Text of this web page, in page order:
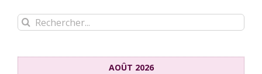
Rechercher:
AOÛT 2026